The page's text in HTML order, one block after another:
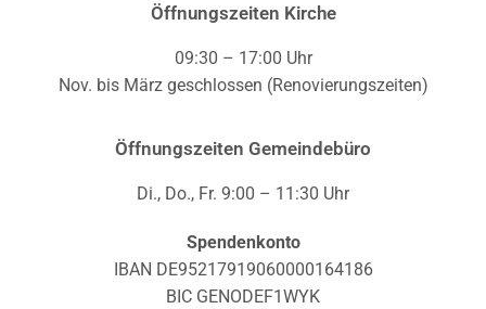
Öffnungszeiten Kirche
09:30 – 17:00 Uhr
Nov. bis März geschlossen (Renovierungszeiten)
Öffnungszeiten Gemeindebüro
Di., Do., Fr. 9:00 – 11:30 Uhr
Spendenkonto
IBAN DE95217919060000164186
BIC GENODEF1WYK